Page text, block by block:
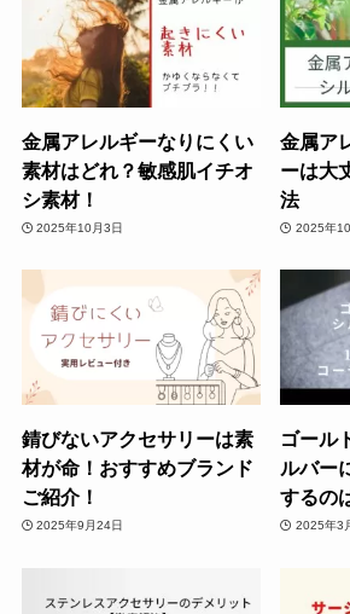
金属アレルギーなりにくい
素材はどれ？敏感肌イチオ
シ素材！
2025年10月3日
金属ア
ーは大
法
2025年
錆びないアクセサリーは素
材が命！おすすめブランド
ご紹介！
2025年9月24日
ゴール
ルバー
するの
2025年3